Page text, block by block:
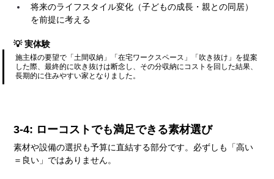
将来のライフスタイル変化（子どもの成長・親との同居）
を前提に考える
💡 実体験
施主様の要望で「土間収納」「在宅ワークスペース」「吹き抜け」を提案
した際、最終的に吹き抜けは断念し、その分収納にコストを回した結果、
長期的に住みやすい家となりました。
3-4: ローコストでも満足できる素材選び
素材や設備の選択も予算に直結する部分です。必ずしも「高い
＝良い」ではありません。